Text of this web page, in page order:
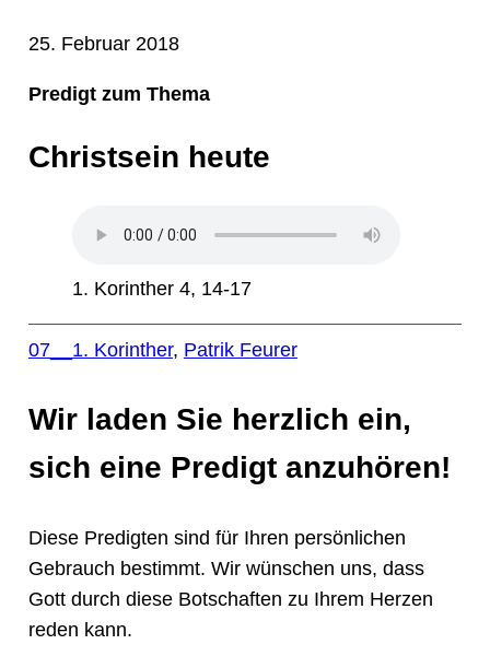
25. Februar 2018
Predigt zum Thema
Christsein heute
1. Korinther 4, 14-17
07__1. Korinther, Patrik Feurer
Wir laden Sie herzlich ein,
sich eine Predigt anzuhören!
Diese Predigten sind für Ihren persönlichen
Gebrauch bestimmt. Wir wünschen uns, dass
Gott durch diese Botschaften zu Ihrem Herzen
reden kann.